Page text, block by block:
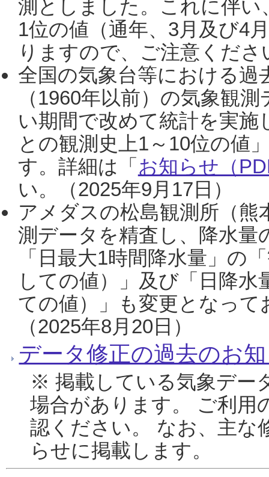
測としました。これに伴い
1位の値（通年、3月及び4
りますので、ご注意くだ
全国の気象台等における過
（1960年以前）の気象観
い期間で改めて統計を実
との観測史上1～10位の値
す。詳細は「 お知らせ（
い。（2025年9月17日）
アメダスの松島観測所（熊
測データを精査し、降水
「日最大1時間降水量」の
しての値）」及び「日降
ての値）」も変更となっ
（2025年8月20日）
データ修正の過去のお
※ 掲載している気象デー
場合があります。 ご利用
認ください。 なお、主な
らせに掲載します。